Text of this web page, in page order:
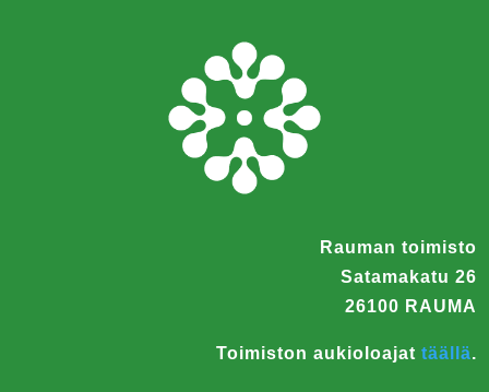
Rauman toimisto
Satamakatu 26
26100 RAUMA
Toimiston aukioloajat täällä.